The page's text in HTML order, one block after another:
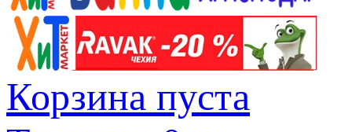
Корзина пуста